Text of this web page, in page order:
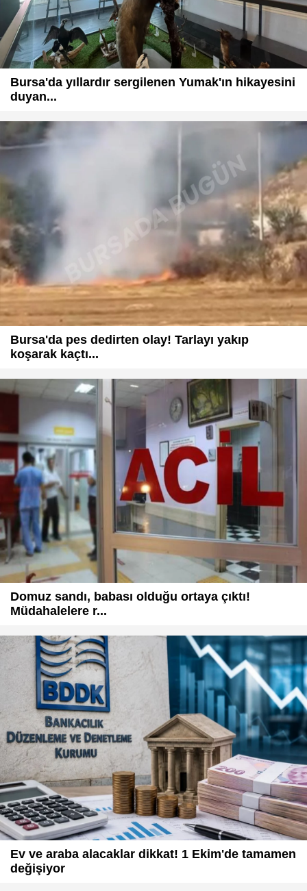
Bursa'da yıllardır sergilenen Yumak'ın hikayesini
duyan...
Bursa'da pes dedirten olay! Tarlayı yakıp
koşarak kaçtı...
Domuz sandı, babası olduğu ortaya çıktı!
Müdahalelere r...
Ev ve araba alacaklar dikkat! 1 Ekim'de tamamen
değişiyor